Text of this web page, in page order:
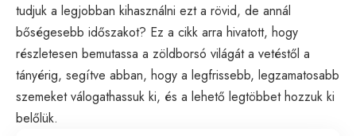
tudjuk a legjobban kihasználni ezt a rövid, de annál
bőségesebb időszakot? Ez a cikk arra hivatott, hogy
részletesen bemutassa a zöldborsó világát a vetéstől a
tányérig, segítve abban, hogy a legfrissebb, legzamatosabb
szemeket válogathassuk ki, és a lehető legtöbbet hozzuk ki
belőlük.